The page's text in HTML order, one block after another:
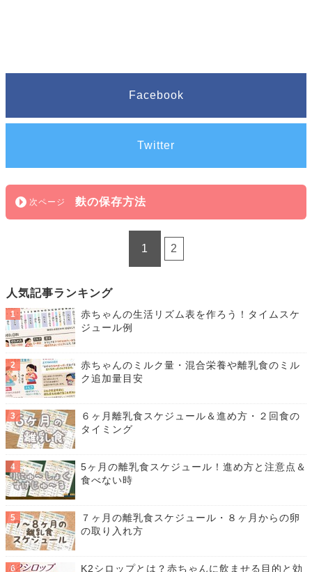
Facebook
Twitter
麩の保存方法
1 2
人気記事ランキング
赤ちゃんの生活リズム表を作ろう！タイムスケ
ジュール例
赤ちゃんのミルク量・混合栄養や離乳食のミル
ク追加量目安
６ヶ月離乳食スケジュール＆進め方・２回食の
タイミング
5ヶ月の離乳食スケジュール！進め方と注意点＆
食べない時
７ヶ月の離乳食スケジュール・８ヶ月からの卵
の取り入れ方
K2シロップとは？赤ちゃんに飲ませる目的と効